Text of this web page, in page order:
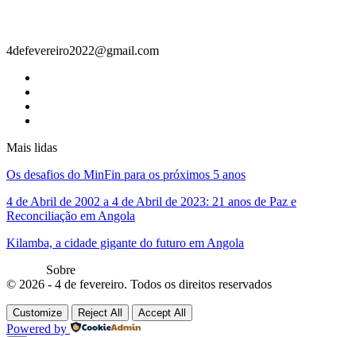
4defevereiro2022@gmail.com
Mais lidas
Os desafios do MinFin para os próximos 5 anos
4 de Abril de 2002 a 4 de Abril de 2023: 21 anos de Paz e
Reconciliação em Angola
Kilamba, a cidade gigante do futuro em Angola
Sobre
© 2026 - 4 de fevereiro. Todos os direitos reservados
Customize Reject All Accept All
Powered by